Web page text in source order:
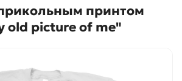
принтом
old picture of me"